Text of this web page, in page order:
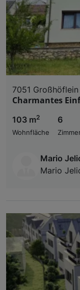
7051 Großhöflein
Charmantes
103 m2
Wohnfläche
6
Mario
Mario